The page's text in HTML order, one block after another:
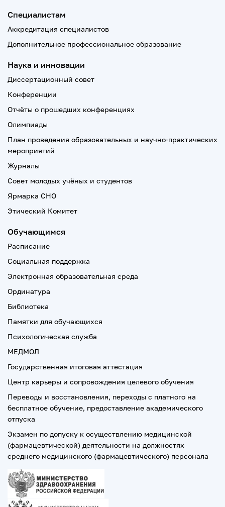
Специалистам
Аккредитация специалистов
Дополнительное профессиональное образование
Наука и инновации
Диссертационный совет
Конференции
Отчёты о прошедших конференциях
Олимпиады
План проведения образовательных и научно-практических
мероприятий
Журналы
Совет молодых учёных и студентов
Ярмарка СНО
Этический Комитет
Обучающимся
Расписание
Социальная поддержка
Электронная образовательная среда
Ординатура
Библиотека
Памятки для обучающихся
Психологическая служба
МЕДМОЛ
Государственная итоговая аттестация
Центр карьеры и сопровождения целевого обучения
Переводы и восстановления, переходы с платного на
бесплатное обучение, предоставление академического
отпуска
Экзамен по допуску к осуществлению медицинской
(фармацевтической) деятельности на должностях
среднего медицинского (фармацевтического) персонала